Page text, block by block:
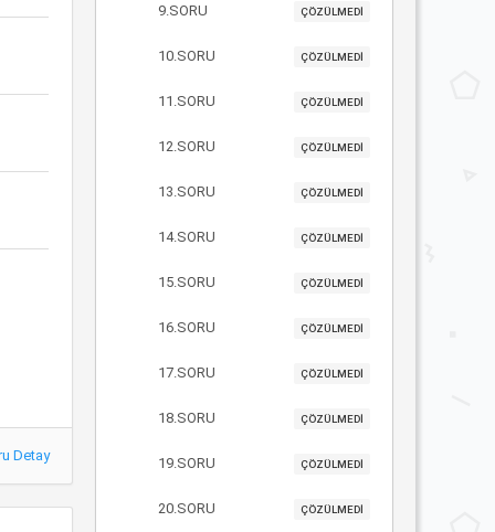
Detay
9.SORU ÇÖZÜLMEDİ
10.SORU ÇÖZÜLMEDİ
11.SORU ÇÖZÜLMEDİ
12.SORU ÇÖZÜLMEDİ
13.SORU ÇÖZÜLMEDİ
14.SORU ÇÖZÜLMEDİ
15.SORU ÇÖZÜLMEDİ
16.SORU ÇÖZÜLMEDİ
17.SORU ÇÖZÜLMEDİ
18.SORU ÇÖZÜLMEDİ
19.SORU ÇÖZÜLMEDİ
20.SORU ÇÖZÜLMEDİ